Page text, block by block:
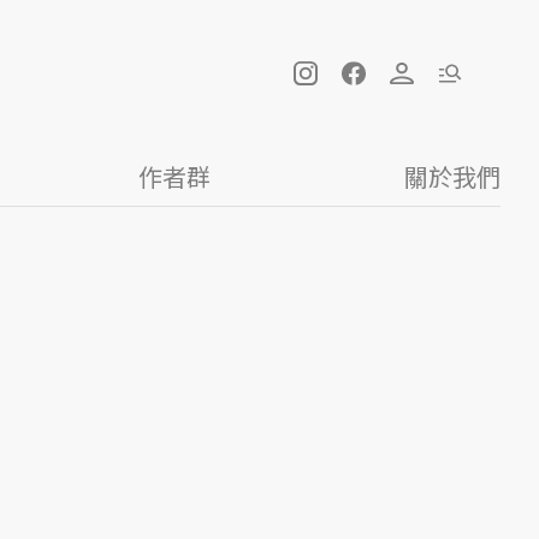
作者群 關於我們